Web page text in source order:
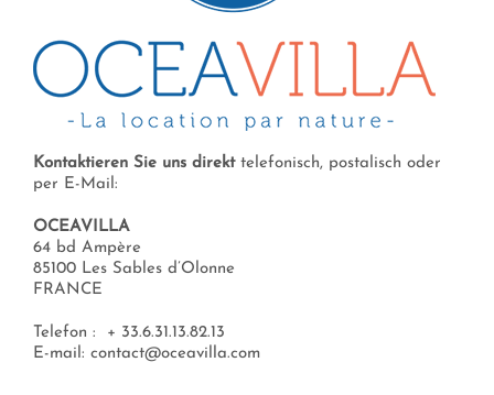
Kontaktieren Sie uns direkt telefonisch, postalisch oder
per E-Mail:
OCEAVILLA
64 bd Ampère
85100 Les Sables d’Olonne
FRANCE
Telefon : + 33.6.31.13.82.13
E-mail: contact@oceavilla.com